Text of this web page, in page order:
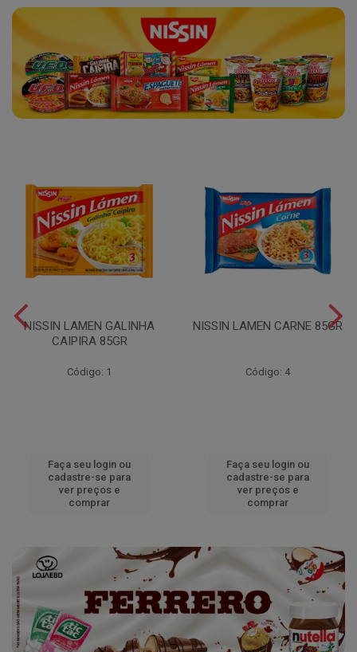
NISSIN LAMEN GALINHA
CAIPIRA 85GR
Código: 1
Faça seu login ou
cadastre-se para
ver preços e
comprar
NISSIN LAMEN CARNE 85GR
Código: 4
Faça seu login ou
cadastre-se para
ver preços e
comprar